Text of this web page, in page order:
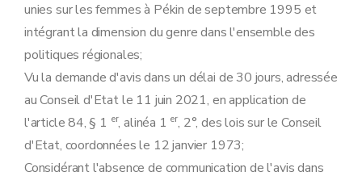
unies sur les femmes à Pékin de septembre 1995 et
intégrant la dimension du genre dans l'ensemble des
politiques régionales;
Vu la demande d'avis dans un délai de 30 jours, adressée
au Conseil d'Etat le 11 juin 2021, en application de
l'article 84, § 1 er, alinéa 1 er, 2°, des lois sur le Conseil
d'Etat, coordonnées le 12 janvier 1973;
Considérant l'absence de communication de l'avis dans